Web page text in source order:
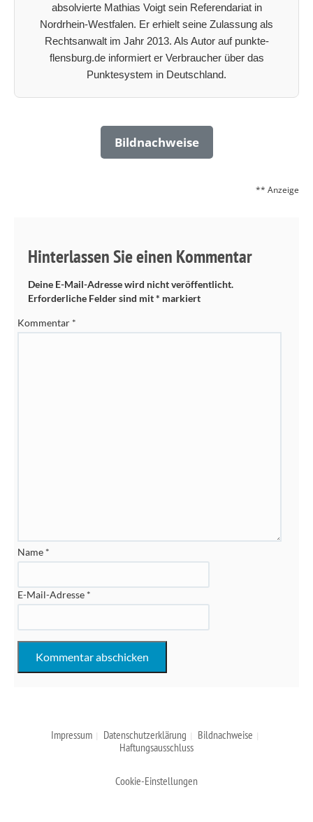
absolvierte Mathias Voigt sein Referendariat in
Nordrhein-Westfalen. Er erhielt seine Zulassung als
Rechtsanwalt im Jahr 2013. Als Autor auf punkte-
flensburg.de informiert er Verbraucher über das
Punktesystem in Deutschland.
Bildnachweise
** Anzeige
Hinterlassen Sie einen Kommentar
Deine E-Mail-Adresse wird nicht veröffentlicht.
Erforderliche Felder sind mit* markiert
Kommentar *
Name *
E-Mail-Adresse *
Impressum Datenschutzerklärung
Bildnachweise
Haftungsausschluss
Cookie-Einstellungen